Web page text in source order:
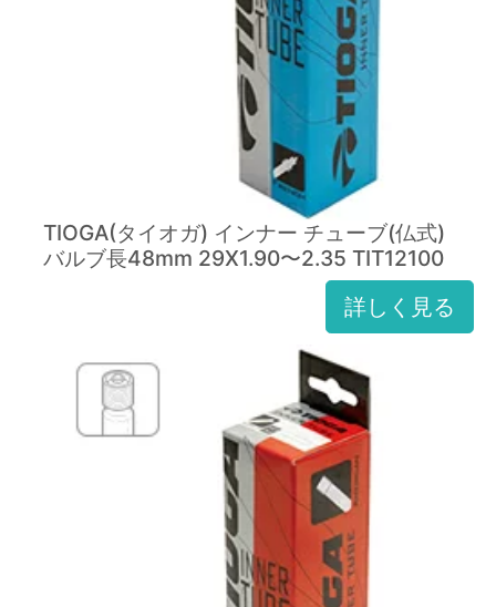
TIOGA(タイオガ) インナー チューブ(仏式)
バルブ長48mm 29X1.90〜2.35 TIT12100
詳しく見る